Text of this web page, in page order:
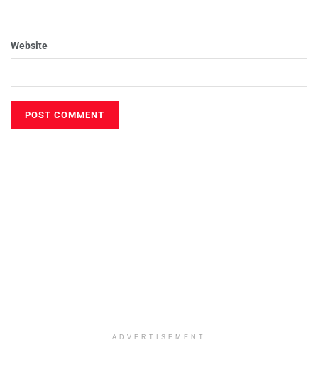
Website
ADVERTISEMENT